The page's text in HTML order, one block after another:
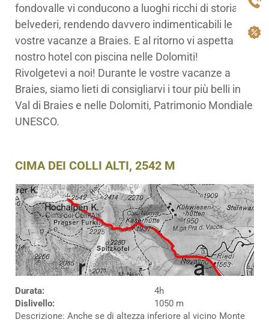
fondovalle vi conducono a luoghi ricchi di storia e
belvederi, rendendo davvero indimenticabili le
vostre vacanze a Braies. E al ritorno vi aspetta il
nostro hotel con piscina nelle Dolomiti!
Rivolgetevi a noi! Durante le vostre vacanze a
Braies, siamo lieti di consigliarvi i tour più belli in
Val di Braies e nelle Dolomiti, Patrimonio Mondiale
UNESCO.
CIMA DEI COLLI ALTI, 2542 M
Durata:
4h
Dislivello:
1050 m
Descrizione: Anche se di altezza inferiore al vicino Monte